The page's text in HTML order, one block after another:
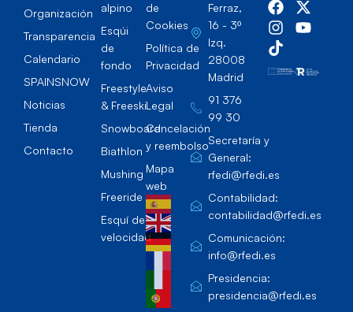
Organización
Transparencia
Calendario
SPAINSNOW
Noticias
Tienda
Contacto
alpino
Esqúi
de
fondo
Freestyle
& Freeski
Snowboard
Biathlon
Mushing
Freeride
Esquí de
velocidad
de
Cookies
Política de
Privacidad
Aviso
Legal
Cancelación
y reembolso
Mapa
web
Ferraz,
16 - 3º
Izq.
28008
Madrid
91 376
99 30
Secretaría y
General:
rfedi@rfedi.es
Contabilidad:
contabilidad@rfedi.es
Comunicación:
info@rfedi.es
Presidencia:
presidencia@rfedi.es